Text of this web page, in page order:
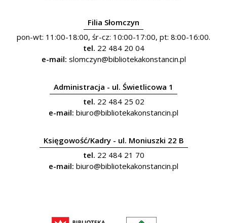
Filia Słomczyn
pon-wt: 11:00-18:00, śr-cz: 10:00-17:00, pt: 8:00-16:00.
tel. 22 484 20 04
e-mail: slomczyn@bibliotekakonstancin.pl
Administracja - ul. Świetlicowa 1
tel. 22 484 25 02
e-mail: biuro@bibliotekakonstancin.pl
Księgowość/Kadry - ul. Moniuszki 22 B
tel. 22 484 21 70
e-mail: biuro@bibliotekakonstancin.pl